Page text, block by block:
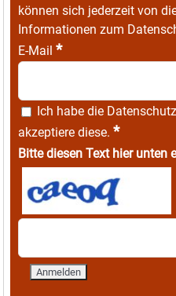
können sich jederzeit von
Informationen zum
E-Mail *
Ich habe die
akzeptiere diese. *
Bitte diesen Text hier unten